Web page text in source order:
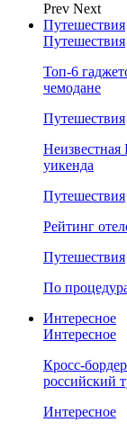
Prev Next
Путешествия
Путешествия
Топ-6
чемодане
Путешествия
Неизвестная
уикенда
Путешествия
Рейтинг
Путешествия
По
Интересное
Интересное
Кросс-
российский
Интересное